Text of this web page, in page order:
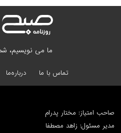
ما می نویسیم،
تماس با ما درباره‌ما
صاحب امتیاز: مختار پدرام
مدیر مسئول: زاهد مصطفا